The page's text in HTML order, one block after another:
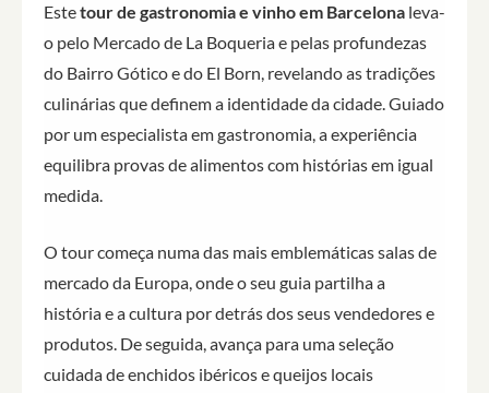
Estetour de gastronomia e vinho em Barcelona leva-
o pelo Mercado de La Boqueria e pelas profundezas
do Bairro Gótico e do El Born, revelando as tradições
culinárias que definem a identidade da cidade. Guiado
por um especialista em gastronomia, a experiência
equilibra provas de alimentos com histórias em igual
medida.
O tour começa numa das mais emblemáticas salas de
mercado da Europa, onde o seu guia partilha a
história e a cultura por detrás dos seus vendedores e
produtos. De seguida, avança para uma seleção
cuidada de enchidos ibéricos e queijos locais